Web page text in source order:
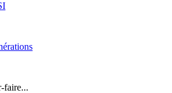
faire...